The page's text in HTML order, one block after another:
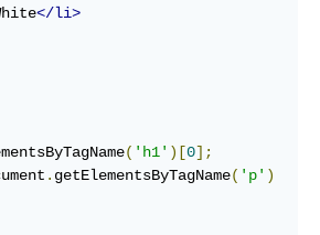
</li>
( 'h1' )[0];
. getElementsByTagName( 'p' )